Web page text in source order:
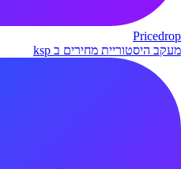
Pricedrop
מעקב היסטוריית מחירים ב ksp